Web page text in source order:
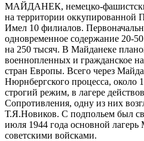
МАЙДАНЕК, немецко-
на территории оккупированной
Имел 10 филиалов.
одновременное содержание 20-
на 250 тысяч. В Майданеке
военнопленных и гражданское
стран Европы. Всего через
Нюрнбергского процесса, около
строгий режим, в лагере
Сопротивления, одну из них
Т.Я.Новиков. С подпольем был
июля 1944 года основной
советскими войсками.